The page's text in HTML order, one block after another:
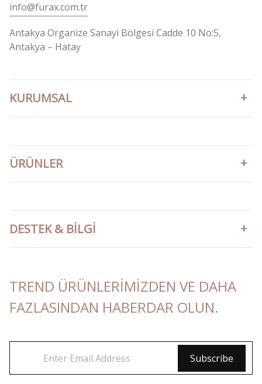
info@furax.com.tr
Antakya Organize Sanayi Bölgesi Cadde 10 No:5,
Antakya – Hatay
KURUMSAL
ÜRÜNLER
DESTEK & BILGI
TREND ÜRÜNLERIMIZDEN VE DAHA
FAZLASINDAN HABERDAR OLUN.